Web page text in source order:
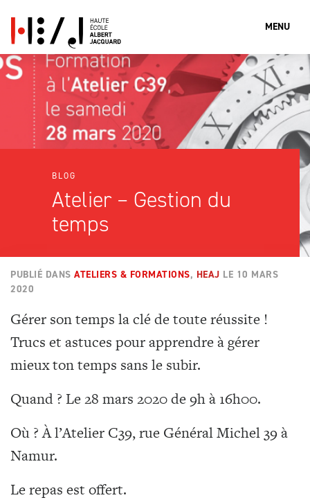
MENU
Que cherches-tu?
Rechercher
BLOG
Atelier – Gestion du
temps
PUBLIÉ DANS ATELIERS & FORMATIONS, HEAJ LE 10 MARS
2020
Gérer son temps la clé de toute réussite !
Trucs et astuces pour apprendre à gérer
mieux ton temps sans le subir.
Quand ? Le 28 mars 2020 de 9h à 16h00.
Où ? À l’Atelier C39, rue Général Michel 39 à
Namur.
Le repas est offert.